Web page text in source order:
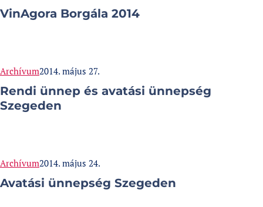
VinAgora Borgála 2014
Categories:
ArchívumPublished at
2014. május 27.
Rendi ünnep és avatási ünnepség
Szegeden
Categories:
ArchívumPublished at
2014. május 24.
Avatási ünnepség Szegeden